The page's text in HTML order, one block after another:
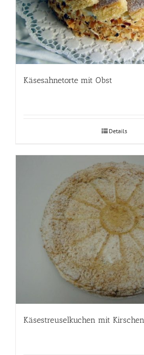
Käsesahnetorte mit Obst
Details
Käsestreuselkuchen mit Kirschen